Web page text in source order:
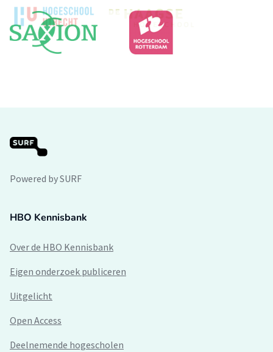
Powered by SURF
HBO Kennisbank
Over de HBO Kennisbank
Eigen onderzoek publiceren
Uitgelicht
Open Access
Deelnemende hogescholen